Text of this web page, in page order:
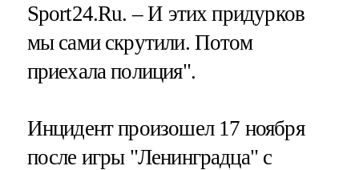
Sport24.Ru. – И этих придурков
мы сами скрутили. Потом
приехала полиция".
Инцидент произошел 17 ноября
после игры "Ленинградца" с